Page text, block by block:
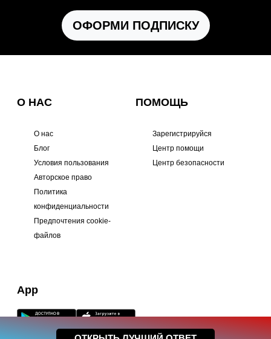
ОФОРМИ ПОДПИСКУ
О НАС
О нас
Блог
Условия пользования
Авторское право
Политика
конфиденциальности
Предпочтения cookie-
файлов
ПОМОЩЬ
Зарегистрируйся
Центр помощи
Центр безопасности
App